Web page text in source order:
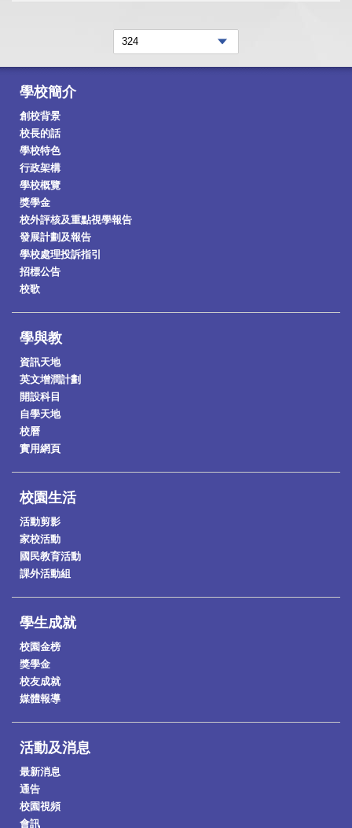
學校簡介
創校背景
校長的話
學校特色
行政架構
學校概覽
獎學金
校外評核及重點視學報告
發展計劃及報告
學校處理投訴指引
招標公告
校歌
學與教
資訊天地
英文增潤計劃
開設科目
自學天地
校曆
實用網頁
校園生活
活動剪影
家校活動
國民教育活動
課外活動組
學生成就
校園金榜
獎學金
校友成就
媒體報導
活動及消息
最新消息
通告
校園視頻
會訊